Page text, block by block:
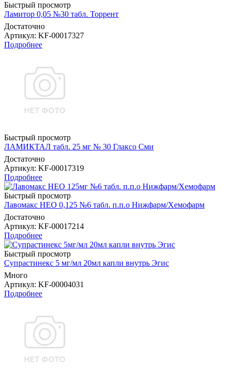
Быстрый просмотр
Ламитор 0,05 №30 табл. Торрент
Достаточно
Артикул: KF-00017327
Подробнее
Быстрый просмотр
ЛАМИКТАЛ табл. 25 мг № 30 Глаксо Сми
Достаточно
Артикул: KF-00017319
Подробнее
Быстрый просмотр
Лавомакс НЕО 0,125 №6 табл. п.п.о Нижфарм/Хемофарм
Достаточно
Артикул: KF-00017214
Подробнее
Быстрый просмотр
Супрастинекс 5 мг/мл 20мл капли внутрь Эгис
Много
Артикул: KF-00004031
Подробнее